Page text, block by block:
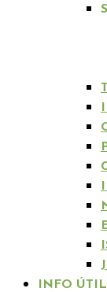
INFO ÚTIL